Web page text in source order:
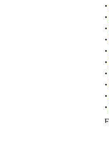
·
·
·
·
·
·
·
·
·
·